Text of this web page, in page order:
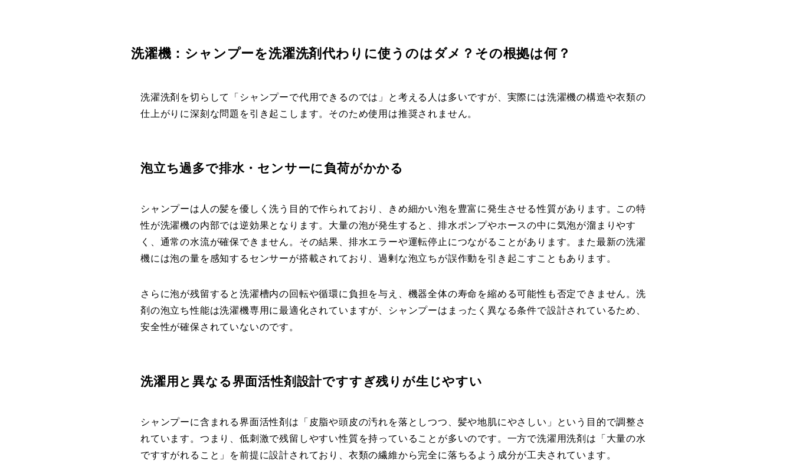
洗濯機：シャンプーを洗濯洗剤代わりに使うのはダメ？その根拠は何？
洗濯洗剤を切らして「シャンプーで代用できるのでは」と考える人は多いですが、実際には洗濯機の構造や衣類の
仕上がりに深刻な問題を引き起こします。そのため使用は推奨されません。
泡立ち過多で排水・センサーに負荷がかかる
シャンプーは人の髪を優しく洗う目的で作られており、きめ細かい泡を豊富に発生させる性質があります。この特
性が洗濯機の内部では逆効果となります。大量の泡が発生すると、排水ポンプやホースの中に気泡が溜まりやす
く、通常の水流が確保できません。その結果、排水エラーや運転停止につながることがあります。また最新の洗濯
機には泡の量を感知するセンサーが搭載されており、過剰な泡立ちが誤作動を引き起こすこともあります。
さらに泡が残留すると洗濯槽内の回転や循環に負担を与え、機器全体の寿命を縮める可能性も否定できません。洗
剤の泡立ち性能は洗濯機専用に最適化されていますが、シャンプーはまったく異なる条件で設計されているため、
安全性が確保されていないのです。
洗濯用と異なる界面活性剤設計ですすぎ残りが生じやすい
シャンプーに含まれる界面活性剤は「皮脂や頭皮の汚れを落としつつ、髪や地肌にやさしい」という目的で調整さ
れています。つまり、低刺激で残留しやすい性質を持っていることが多いのです。一方で洗濯用洗剤は「大量の水
ですすがれること」を前提に設計されており、衣類の繊維から完全に落ちるよう成分が工夫されています。